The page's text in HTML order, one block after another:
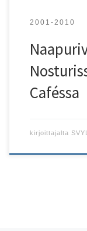
2001-2010
Caféssa
kirjoittajalta SVYL